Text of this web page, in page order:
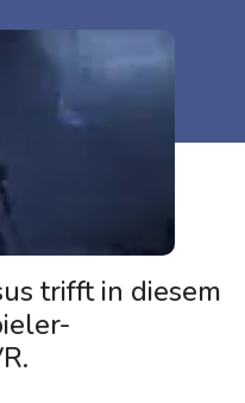
trifft in diesem